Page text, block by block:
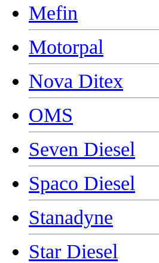
Mefin
Motorpal
Nova Ditex
OMS
Seven Diesel
Spaco Diesel
Stanadyne
Star Diesel